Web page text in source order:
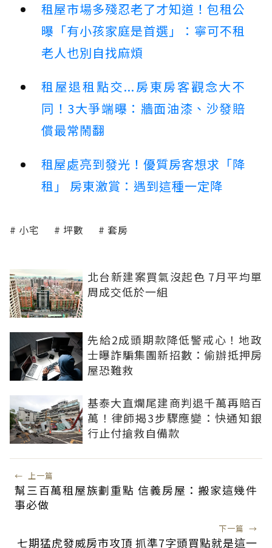
租屋市場多殘忍老了才知道！包租公
曝「有小孩家庭是首選」：寧可不租
老人也別自找麻煩
租屋退租點交...房東房客觀念大不
同！3大爭端曝：牆面油漆、沙發賠
償最常鬧翻
租屋處亮到發光！優質房客想求「降
租」 房東激賞：遇到這種一定降
小宅 坪數 套房
北台新建案買氣沒起色 7月平均單
周成交低於一組
先給2成頭期款降低警戒心！地政
士曝詐騙集團新招數：偷辦抵押房
屋恐難救
基泰大直爛尾建商判退千萬再賠百
萬！律師揭3步驟應變：快通知銀
行止付搶救自備款
← 上一篇
幫三百萬租屋族劃重點 信義房屋：搬家這幾件
事必做
下一篇 →
七期猛虎發威房市攻頂 抓準7字頭買點就是這一